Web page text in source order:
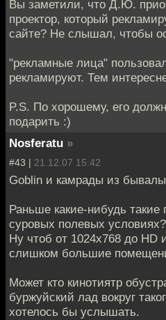
Вы заметили, что Д.Ю.
проектор, который
сайте? Не слышал, чтобы
"рекламные лица"
рекламируют. Тем
P.S. По хорошему, его
подарить :)
Nosferatu »
#43 | 21.12.07 15:42
Goblin и камрады из
Раньше какие-нибудь
суровых полевых условиях?
Ну чтоб от 1024х768 до HD
слишком большие
Может кто кинотиятр
буржуйский лад вокруг
хотелось бы услышать.